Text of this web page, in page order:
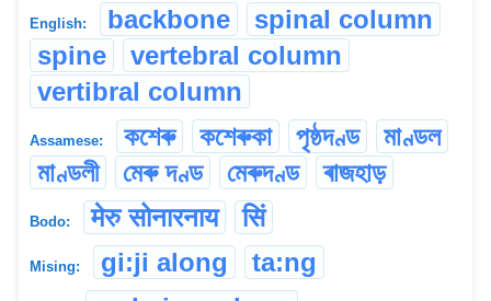
English: backbone
spinal column
spine
vertebral column
vertibral column
Assamese: কশেৰু কশেৰুকা পৃষ্ঠদণ্ড
মাণ্ডল
মাণ্ডলী
মেৰু দণ্ড মেৰুদণ্ড ৰাজহাড়
Bodo: मेरु सोनारनाय सिं
Mising: gi:ji along ta:ng